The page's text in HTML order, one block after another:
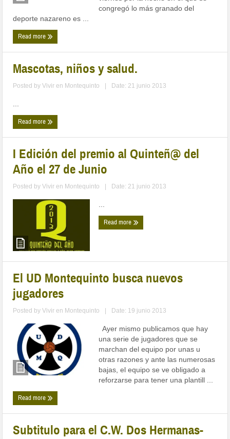
congregó lo más granado del
deporte nazareno es ...
Read more
Mascotas, niños y salud.
Posted byVivir en Montequinto | Date: 21 junio 2013
Read more
I Edición del premio al Quinteñ@ del
Año el 27 de Junio
Posted byVivir en Montequinto | Date: 21 junio 2013
Read more
El UD Montequinto busca nuevos
jugadores
Posted byVivir en Montequinto | Date: 19 junio 2013
Ayer mismo publicamos que hay
una serie de jugadores que se
marchan del equipo por unas u
otras razones y ante las numerosas
bajas, el equipo se ve obligado a
reforzarse para tener una plantill ...
Read more
Subtitulo para el C.W. Dos Hermanas-